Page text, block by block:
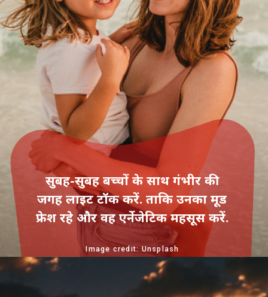
सुबह-सुबह बच्‍चों के साथ गंभीर की
जगह लाइट टॉक करें. ताकि उनका मूड
फ्रेश रहे और वह एर्ने‍जेटिक महसूस करें.
Image credit: Unsplash